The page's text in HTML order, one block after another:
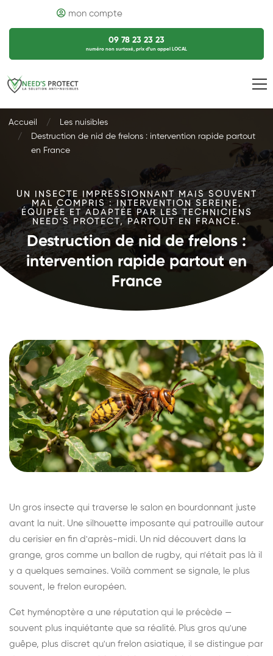
mon compte
09 78 23 23 23
numéro non surtaxé, prix d’un appel LOCAL
Accueil
Les nuisibles
Destruction de nid de frelons : intervention rapide partout
en France
UN INSECTE IMPRESSIONNANT MAIS SOUVENT
MAL COMPRIS : INTERVENTION SEREINE,
ÉQUIPÉE ET ADAPTÉE PAR LES TECHNICIENS
NEED'S PROTECT, PARTOUT EN FRANCE.
Destruction de nid de frelons :
intervention rapide partout en
France
Un gros insecte qui traverse le salon en bourdonnant juste
avant la nuit. Une silhouette imposante qui patrouille autour
du cerisier en fin d'après-midi. Un nid découvert dans la
grange, gros comme un ballon de rugby, qui n'était pas là il
y a quelques semaines. Voilà comment se signale, le plus
souvent, le frelon européen.
Cet hyménoptère a une réputation qui le précède —
souvent plus inquiétante que sa réalité. Plus gros qu'une
guêpe, plus discret qu'un frelon asiatique, il se distingue par